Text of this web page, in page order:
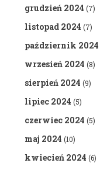
grudzień 2024 (7)
listopad 2024 (7)
październik 2024
wrzesień 2024 (8)
sierpień 2024 (9)
lipiec 2024 (5)
czerwiec 2024 (5)
maj 2024 (10)
kwiecień 2024 (6)